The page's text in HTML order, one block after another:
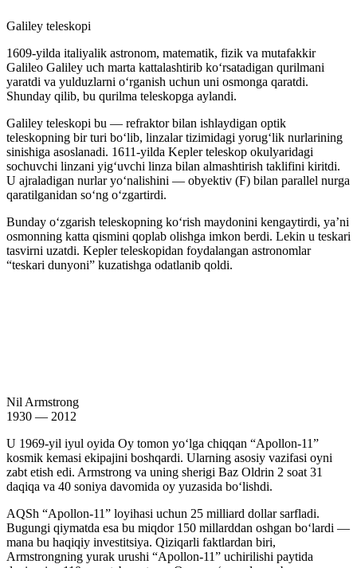
Galiley teleskopi
1609-yilda italiyalik astronom, matematik, fizik va mutafakkir
Galileo Galiley uch marta kattalashtirib koʻrsatadigan qurilmani
yaratdi va yulduzlarni oʻrganish uchun uni osmonga qaratdi.
Shunday qilib, bu qurilma teleskopga aylandi.
Galiley teleskopi bu — refraktor bilan ishlaydigan optik
teleskopning bir turi boʻlib, linzalar tizimidagi yorugʻlik nurlarining
sinishiga asoslanadi. 1611-yilda Kepler teleskop okulyaridagi
sochuvchi linzani yigʻuvchi linza bilan almashtirish taklifini kiritdi.
U ajraladigan nurlar yoʻnalishini — obyektiv (F) bilan parallel nurga
qaratilganidan soʻng oʻzgartirdi.
Bunday oʻzgarish teleskopning koʻrish maydonini kengaytirdi, yaʼni
osmonning katta qismini qoplab olishga imkon berdi. Lekin u teskari
tasvirni uzatdi. Kepler teleskopidan foydalangan astronomlar
“teskari dunyoni” kuzatishga odatlanib qoldi.
Nil Armstrong
1930 — 2012
U 1969-yil iyul oyida Oy tomon yoʻlga chiqqan “Apollon-11”
kosmik kemasi ekipajini boshqardi. Ularning asosiy vazifasi oyni
zabt etish edi. Armstrong va uning sherigi Baz Oldrin 2 soat 31
daqiqa va 40 soniya davomida oy yuzasida boʻlishdi.
AQSh “Apollon-11” loyihasi uchun 25 milliard dollar sarfladi.
Bugungi qiymatda esa bu miqdor 150 millarddan oshgan boʻlardi —
mana bu haqiqiy investitsiya. Qiziqarli faktlardan biri,
Armstrongning yurak urushi “Apollon-11” uchirilishi paytida